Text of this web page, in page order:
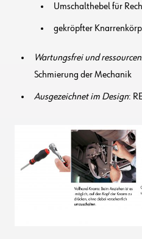
Umschalthebel für
gekröpfter
Wartungsfrei und
Schmierung der Mechanik
Ausgezeichnet im Design: